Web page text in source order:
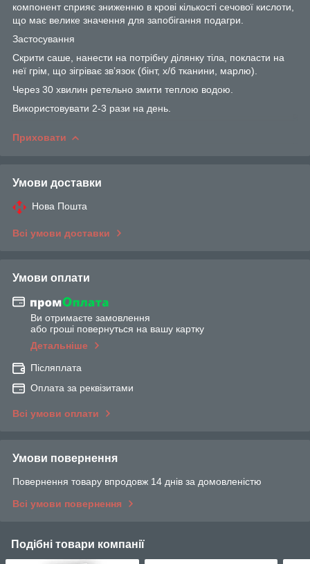
компонент сприяє зниженню в крові кількості сечової кислоти,
що має велике значення для запобігання подагри.
Застосування
Скрити саше, нанести на потрібну ділянку тіла, покласти на
неї грім, що зігріває зв’язок (бінт, х/б тканини, марлю).
Через 30 хвилин ретельно змити теплою водою.
Використовувати 2-3 рази на день.
Приховати
Умови доставки
Нова Пошта
Всі умови доставки
Умови оплати
Ви отримаєте замовлення
або гроші повернуться на вашу картку
Детальніше
Післяплата
Оплата за реквізитами
Всі умови оплати
Умови повернення
Повернення товару впродовж 14 днів за домовленістю
Всі умови повернення
Подібні товари компанії